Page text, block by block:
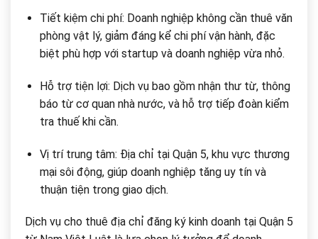
Tiết kiệm chi phí: Doanh nghiệp không cần thuê văn
phòng vật lý, giảm đáng kể chi phí vận hành, đặc
biệt phù hợp với startup và doanh nghiệp vừa nhỏ.
Hỗ trợ tiện lợi: Dịch vụ bao gồm nhận thư từ, thông
báo từ cơ quan nhà nước, và hỗ trợ tiếp đoàn kiểm
tra thuế khi cần.
Vị trí trung tâm: Địa chỉ tại Quận 5, khu vực thương
mại sôi động, giúp doanh nghiệp tăng uy tín và
thuận tiện trong giao dịch.
Dịch vụ cho thuê địa chỉ đăng ký kinh doanh tại Quận 5